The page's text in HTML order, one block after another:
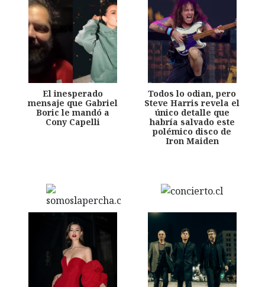
El inesperado
mensaje que Gabriel
Boric le mandó a
Cony Capelli
Todos lo odian, pero
Steve Harris revela el
único detalle que
habría salvado este
polémico disco de
Iron Maiden